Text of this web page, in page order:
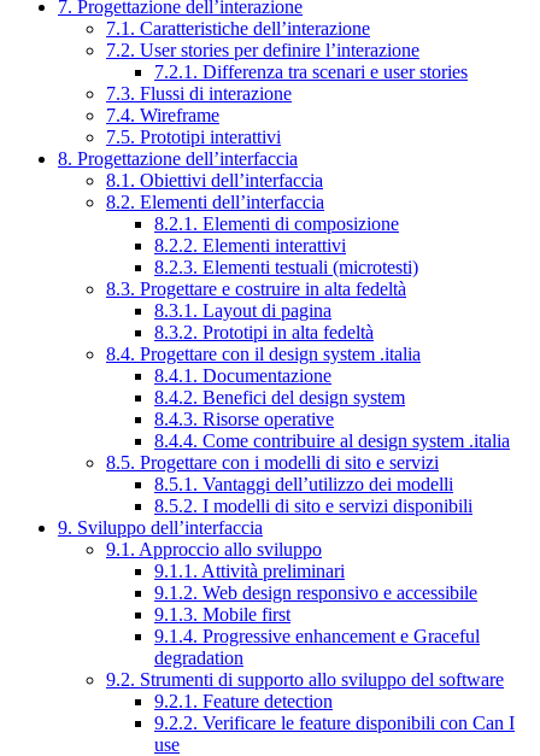
7. Progettazione dell’interazione
7.1. Caratteristiche dell’interazione
7.2. User stories per definire l’interazione
7.2.1. Differenza tra scenari e user stories
7.3. Flussi di interazione
7.4. Wireframe
7.5. Prototipi interattivi
8. Progettazione dell’interfaccia
8.1. Obiettivi dell’interfaccia
8.2. Elementi dell’interfaccia
8.2.1. Elementi di composizione
8.2.2. Elementi interattivi
8.2.3. Elementi testuali (microtesti)
8.3. Progettare e costruire in alta fedeltà
8.3.1. Layout di pagina
8.3.2. Prototipi in alta fedeltà
8.4. Progettare con il design system .italia
8.4.1. Documentazione
8.4.2. Benefici del design system
8.4.3. Risorse operative
8.4.4. Come contribuire al design system .italia
8.5. Progettare con i modelli di sito e servizi
8.5.1. Vantaggi dell’utilizzo dei modelli
8.5.2. I modelli di sito e servizi disponibili
9. Sviluppo dell’interfaccia
9.1. Approccio allo sviluppo
9.1.1. Attività preliminari
9.1.2. Web design responsivo e accessibile
9.1.3. Mobile first
9.1.4. Progressive enhancement e Graceful
degradation
9.2. Strumenti di supporto allo sviluppo del software
9.2.1. Feature detection
9.2.2. Verificare le feature disponibili con Can I
use